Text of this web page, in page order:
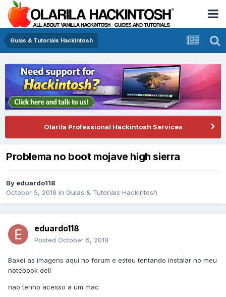
Guias & Tutoriais Hackintosh
Olarila Professional Hackintosh Services
Problema no boot mojave high sierra
By eduardo118
October 5, 2018 in Guias & Tutoriais Hackintosh
eduardo118
Posted October 5, 2018
Baxei as imagens aqui no forum e estou tentando instalar no meu
notebook dell
nao tenho acesso a um mac